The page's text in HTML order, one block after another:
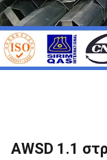
AWSD 1.1